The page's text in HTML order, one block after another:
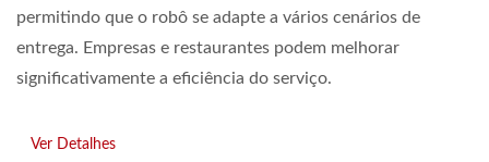
permitindo que o robô se adapte a vários cenários de
entrega. Empresas e restaurantes podem melhorar
significativamente a eficiência do serviço.
Ver Detalhes